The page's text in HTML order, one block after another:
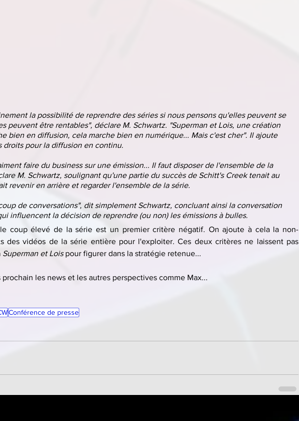
la possibilité de reprendre des séries si nous pensons qu'elles peuvent se
peuvent être rentables", déclare M. Schwartz. "Superman et Lois, une création
bien en diffusion, cela marche bien en numérique... Mais c'est cher". Il ajoute
droits pour la diffusion en continu.
faire du business sur une émission... Il faut disposer de l'ensemble de la
M. Schwartz, soulignant qu'une partie du succès de Schitt's Creek tenait au
revenir en arrière et regarder l'ensemble de la série.
de conversations", dit simplement Schwartz, concluant ainsi la conversation
influencent la décision de reprendre (ou non) les émissions à bulles.
le coup élevé de la série est un premier critère négatif. On ajoute à cela la non-
des vidéos de la série entière pour l'exploiter. Ces deux critères ne laissent pas
Superman et Lois pour figurer dans la stratégie retenue...
les news et les autres perspectives comme Max...
Conférence de presse